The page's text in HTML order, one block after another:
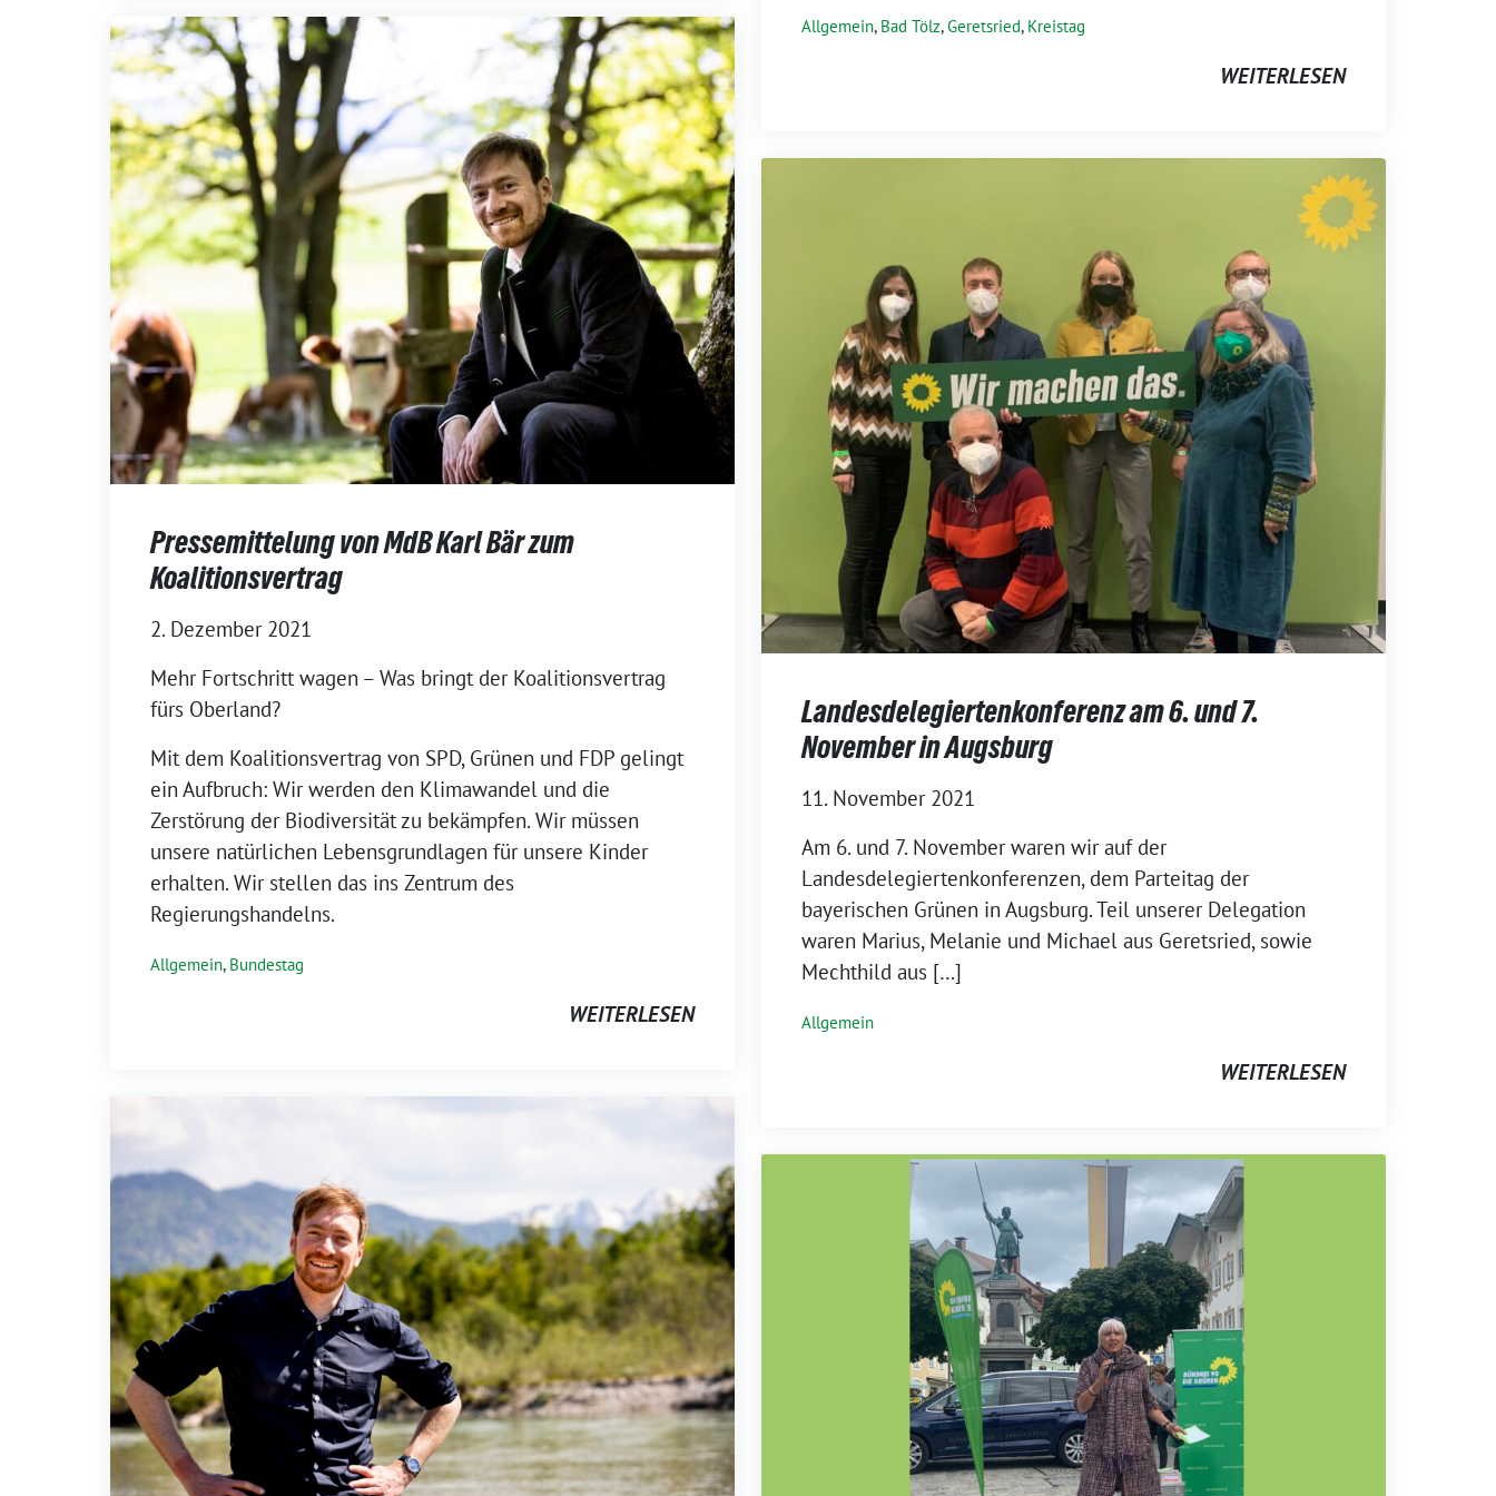
Allgemein, Bad Tölz,Geretsried, Kreistag
WEITERLESEN
Pressemittelung von MdB Karl Bär zum
Koalitionsvertrag
2. Dezember 2021
Mehr Fortschritt wagen – Was bringt der Koalitionsvertrag
fürs Oberland?
Mit dem Koalitionsvertrag von SPD, Grünen und FDP gelingt
ein Aufbruch: Wir werden den Klimawandel und die
Zerstörung der Biodiversität zu bekämpfen. Wir müssen
unsere natürlichen Lebensgrundlagen für unsere Kinder
erhalten. Wir stellen das ins Zentrum des
Regierungshandelns.
Allgemein, Bundestag
WEITERLESEN
Landesdelegiertenkonferenz am 6. und 7.
November in Augsburg
11. November 2021
Am 6. und 7. November waren wir auf der
Landesdelegiertenkonferenzen, dem Parteitag der
bayerischen Grünen in Augsburg. Teil unserer Delegation
waren Marius, Melanie und Michael aus Geretsried, sowie
Mechthild aus […]
Allgemein
WEITERLESEN